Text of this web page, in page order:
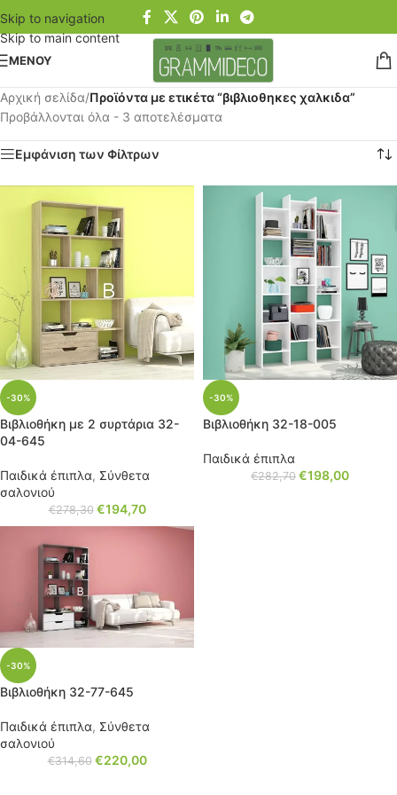
Skip to navigation
Skip to main content
ΜΕΝΟΥ
Αρχική σελίδα/Προϊόντα με ετικέτα “βιβλιοθηκες χαλκιδα”
Προβάλλονται όλα - 3 αποτελέσματα
Εμφάνιση των Φίλτρων
-30%
Βιβλιοθήκη με 2 συρτάρια 32-
04-645
Παιδικά έπιπλα, Σύνθετα
σαλονιού
€278,30 €194,70
-30%
Βιβλιοθήκη 32-18-005
Παιδικά έπιπλα
€282,70 €198,00
-30%
Βιβλιοθήκη 32-77-645
Παιδικά έπιπλα, Σύνθετα
σαλονιού
€314,60 €220,00